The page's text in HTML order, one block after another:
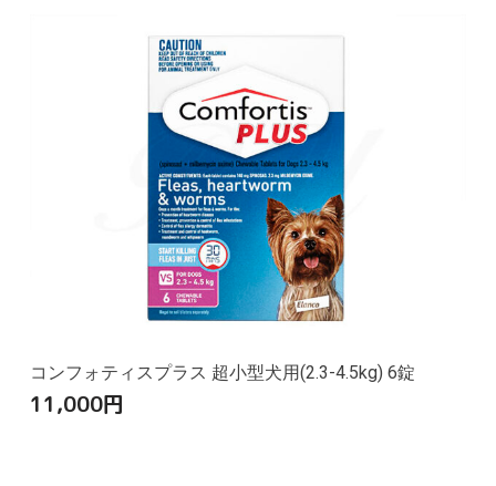
コンフォティスプラス 超小型犬用(2.3-4.5kg) 6錠
11,000円